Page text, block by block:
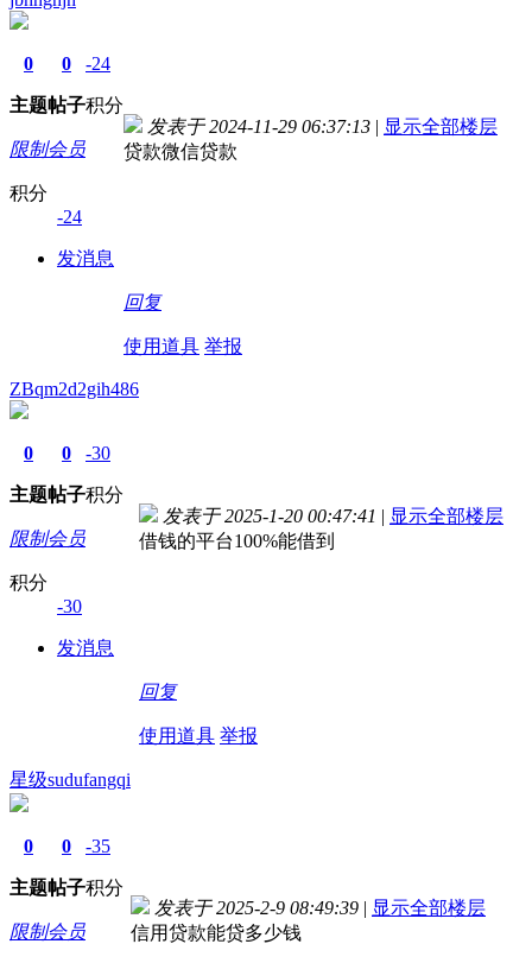
0
主题
0
帖子
-24
积分
限制会员
积分
-24
发消息
发表于 2024-11-29 06:37:13 | 显示全部楼层
贷款微信贷款
回复
使用道具 举报
ZBqm2d2gih486
0
主题
0
帖子
-30
积分
限制会员
积分
-30
发消息
发表于 2025-1-20 00:47:41 | 显示全部楼层
借钱的平台100%能借到
回复
使用道具 举报
星级sudufangqi
0
主题
0
帖子
-35
积分
限制会员
发表于 2025-2-9 08:49:39 | 显示全部楼层
信用贷款能贷多少钱